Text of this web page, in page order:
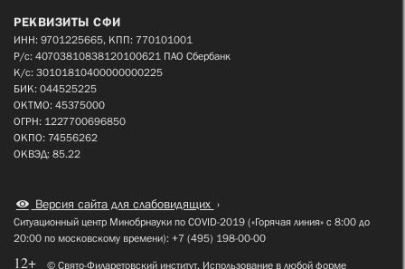
РЕКВИЗИТЫ СФИ
ИНН: 9701225665, КПП: 770101001
Р/с: 40703810838120100621 ПАО Сбербанк
К/с: 30101810400000000225
БИК: 044525225
ОКТМО: 45375000
ОГРН: 1227700696850
ОКПО: 74556262
ОКВЭД: 85.22
Версия сайта для слабовидящих
Ситуационный центр Минобрнауки по COVID-2019 («Горячая линия» с 8:00 до
20:00 по московскому времени): +7 (495) 198-00-00
12+ © Свято-Филаретовский институт. Использование в любой форме